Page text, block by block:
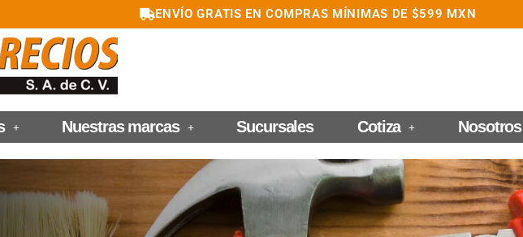
ENVÍO GRATIS EN COMPRAS MÍNIMAS DE $599 MXN
Nuestras marcas Sucursales Cotiza Nosotros